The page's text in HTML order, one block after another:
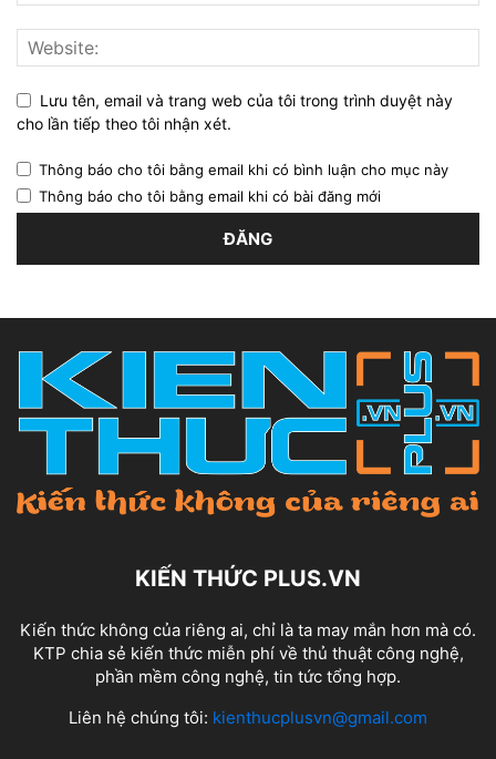
Lưu tên, email và trang web của tôi trong trình duyệt này
cho lần tiếp theo tôi nhận xét.
Thông báo cho tôi bằng email khi có bình luận cho mục này
Thông báo cho tôi bằng email khi có bài đăng mới
KIẾN THỨC PLUS.VN
Kiến thức không của riêng ai, chỉ là ta may mắn hơn mà có.
KTP chia sẻ kiến thức miễn phí về thủ thuật công nghệ,
phần mềm công nghệ, tin tức tổng hợp.
Liên hệ chúng tôi: kienthucplusvn@gmail.com